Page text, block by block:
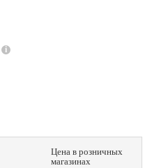
Цена в розничных
магазинах